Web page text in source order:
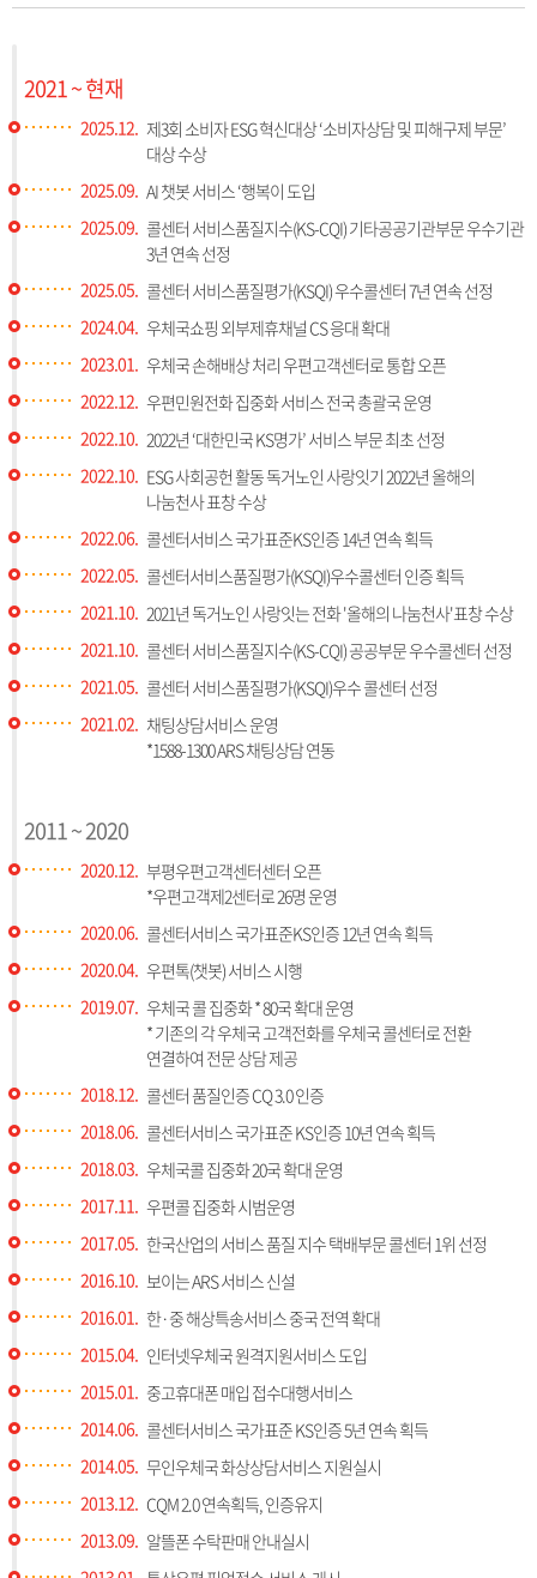
2021 ~ 현재
2025.12. 제3회 소비자 ESG 혁신대상 ‘소비자상담 및 피해구제 부문’
대상 수상
2025.09. AI 챗봇 서비스 ‘행복이 도입
2025.09. 콜센터 서비스품질지수(KS-CQI) 기타공공기관부문 우수기관
3년 연속 선정
2025.05. 콜센터 서비스품질평가(KSQI) 우수콜센터 7년 연속 선정
2024.04. 우체국쇼핑 외부제휴채널 CS 응대 확대
2023.01. 우체국 손해배상 처리 우편고객센터로 통합 오픈
2022.12. 우편민원전화 집중화 서비스 전국 총괄국 운영
2022.10. 2022년 ‘대한민국 KS명가’ 서비스 부문 최초 선정
2022.10. ESG 사회공헌 활동 독거노인 사랑잇기 2022년 올해의
나눔천사 표창 수상
2022.06. 콜센터서비스 국가표준KS인증 14년 연속 획득
2022.05. 콜센터서비스품질평가(KSQI)우수콜센터 인증 획득
2021.10. 2021년 독거노인 사랑잇는 전화 '올해의 나눔천사'표창 수상
2021.10. 콜센터 서비스품질지수(KS-CQI) 공공부문 우수콜센터 선정
2021.05. 콜센터 서비스품질평가(KSQI)우수 콜센터 선정
2021.02. 채팅상담서비스 운영
*1588-1300 ARS 채팅상담 연동
2011 ~ 2020
2020.12. 부평우편고객센터센터 오픈
*우편고객제2센터로 26명 운영
2020.06. 콜센터서비스 국가표준KS인증 12년 연속 획득
2020.04. 우편톡(챗봇) 서비스 시행
2019.07. 우체국 콜 집중화 * 80국 확대 운영
* 기존의 각 우체국 고객전화를 우체국 콜센터로 전환
연결하여 전문 상담 제공
2018.12. 콜센터 품질인증 CQ 3.0 인증
2018.06. 콜센터서비스 국가표준 KS인증 10년 연속 획득
2018.03. 우체국콜 집중화 20국 확대 운영
2017.11. 우편콜 집중화 시범운영
2017.05. 한국산업의 서비스 품질 지수 택배부문 콜센터 1위 선정
2016.10. 보이는 ARS 서비스 신설
2016.01. 한·중 해상특송서비스 중국 전역 확대
2015.04. 인터넷우체국 원격지원서비스 도입
2015.01. 중고휴대폰 매입 접수대행서비스
2014.06. 콜센터서비스 국가표준 KS인증 5년 연속 획득
2014.05. 무인우체국 화상상담서비스 지원실시
2013.12. CQM 2.0 연속획득, 인증유지
2013.09. 알뜰폰 수탁판매 안내실시